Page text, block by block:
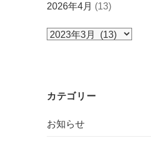
ブ
2026年4月 (13)
カテゴリー
お知らせ